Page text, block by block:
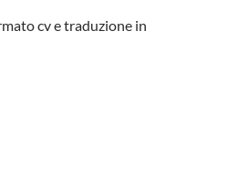
cv e traduzione in